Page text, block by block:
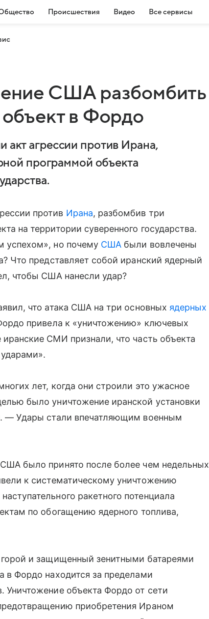
Происшествия Видео Все сервисы
США разбомбить
в Фордо
агрессии против Ирана,
программой объекта
против Ирана, разбомбив три
на территории суверенного государства.
успехом», но почему США были вовлечены
Что представляет собой иранский ядерный
чтобы США нанесли удар?
что атака США на три основных ядерных
привела к «уничтожению» ключевых
СМИ признали, что часть объекта
лет, когда они строили это ужасное
было уничтожение иранской установки
— Удары стали впечатляющим военным
было принято после более чем недельных
к систематическому уничтожению
ракетного потенциала
по обогащению ядерного топлива,
и защищенный зенитными батареями
в Фордо находится за пределами
Уничтожение объекта Фордо от сети
приобретения Ираном